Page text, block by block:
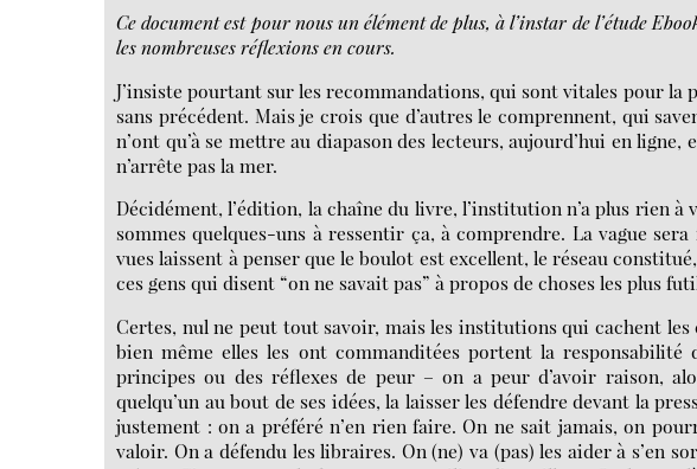
Ce document est pour nous un élément de plus, à l’instar de l’étude
les nombreuses réflexions en cours.
J’insiste pourtant sur les recommandations, qui sont vitales pour la
sans précédent. Mais je crois que d’autres le comprennent, qui
n’ont qu’à se mettre au diapason des lecteurs, aujourd’hui en
n’arrête pas la mer.
Décidément, l’édition, la chaîne du livre, l’institution n’a plus rien
sommes quelques-uns à ressentir ça, à comprendre. La vague
vues laissent à penser que le boulot est excellent, le réseau
ces gens qui disent “on ne savait pas” à propos de choses les plus
Certes, nul ne peut tout savoir, mais les institutions qui cachent les
bien même elles les ont commanditées portent la responsabilité
principes ou des réflexes de peur – on a peur d’avoir raison,
quelqu’un au bout de ses idées, la laisser les défendre devant la
justement : on a préféré n’en rien faire. On ne sait jamais, on
valoir. On a défendu les libraires. On (ne) va (pas) les aider à s’en